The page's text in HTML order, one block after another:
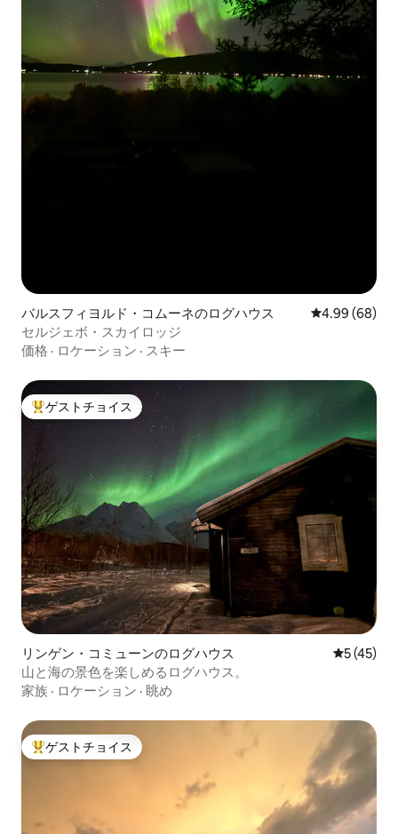
バルスフィヨルド・コムーネのログハウス レビュー68件
4.99 (68)
セルジェボ・スカイロッジ
価格 · ロケーション · スキー
大好評のゲストチョイスです。
ゲストチョイス
リンゲン・コミューンのログハウス レビュー
5 (45)
山と海の景色を楽しめるログハウス。
家族 · ロケーション · 眺め
大好評のゲストチョイスです。
ゲストチョイス